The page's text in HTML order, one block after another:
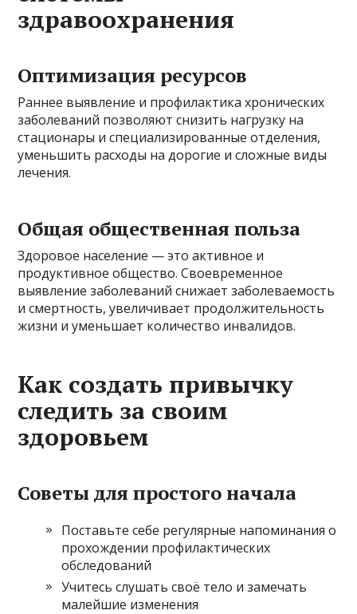
здравоохранения
Оптимизация ресурсов
Раннее выявление и профилактика хронических
заболеваний позволяют снизить нагрузку на
стационары и специализированные отделения,
уменьшить расходы на дорогие и сложные виды
лечения.
Общая общественная польза
Здоровое население — это активное и
продуктивное общество. Своевременное
выявление заболеваний снижает заболеваемость
и смертность, увеличивает продолжительность
жизни и уменьшает количество инвалидов.
Как создать привычку
следить за своим
здоровьем
Советы для простого начала
Поставьте себе регулярные напоминания о
прохождении профилактических
обследований
Учитесь слушать своё тело и замечать
малейшие изменения